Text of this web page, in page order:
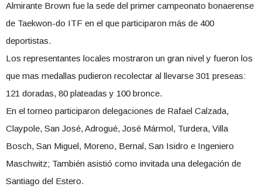
Almirante Brown fue la sede del primer campeonato bonaerense
de Taekwon-do ITF en el que participaron más de 400
deportistas.
Los representantes locales mostraron un gran nivel y fueron los
que mas medallas pudieron recolectar al llevarse 301 preseas:
121 doradas, 80 plateadas y 100 bronce.
En el torneo participaron delegaciones de Rafael Calzada,
Claypole, San José, Adrogué, José Mármol, Turdera, Villa
Bosch, San Miguel, Moreno, Bernal, San Isidro e Ingeniero
Maschwitz; También asistió como invitada una delegación de
Santiago del Estero.